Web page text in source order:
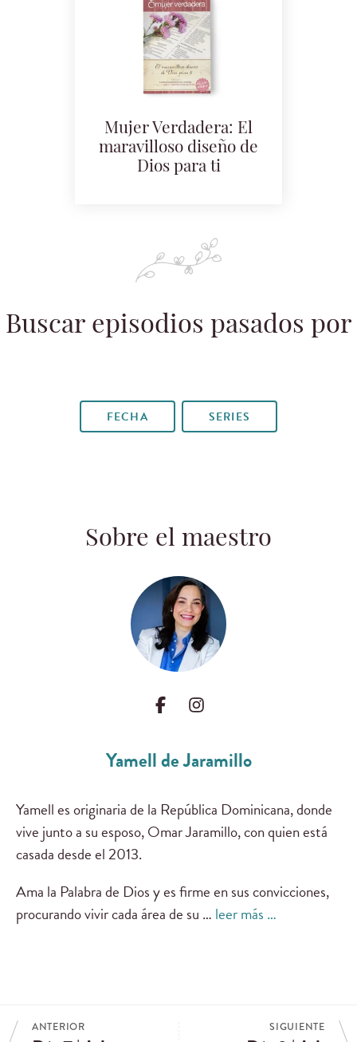
Mujer Verdadera: El
maravilloso diseño de
Dios para ti
Buscar episodios pasados por
FECHA SERIES
Sobre el maestro
Yamell de Jaramillo
Yamell es originaria de la República Dominicana, donde
vive junto a su esposo, Omar Jaramillo, con quien está
casada desde el 2013.
Ama la Palabra de Dios y es firme en sus convicciones,
procurando vivir cada área de su … leer más …
ANTERIOR SIGUIENTE